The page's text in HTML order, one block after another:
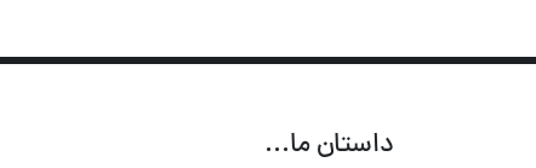
داستان ما...